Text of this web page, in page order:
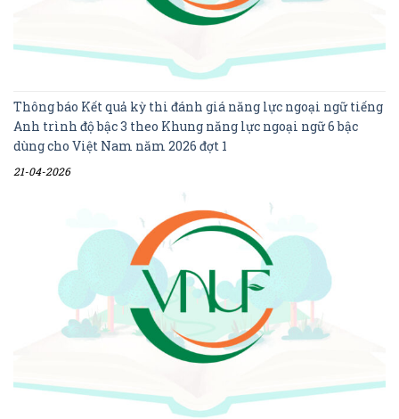
Thông báo Kết quả kỳ thi đánh giá năng lực ngoại ngữ tiếng
Anh trình độ bậc 3 theo Khung năng lực ngoại ngữ 6 bậc
dùng cho Việt Nam năm 2026 đợt 1
21-04-2026